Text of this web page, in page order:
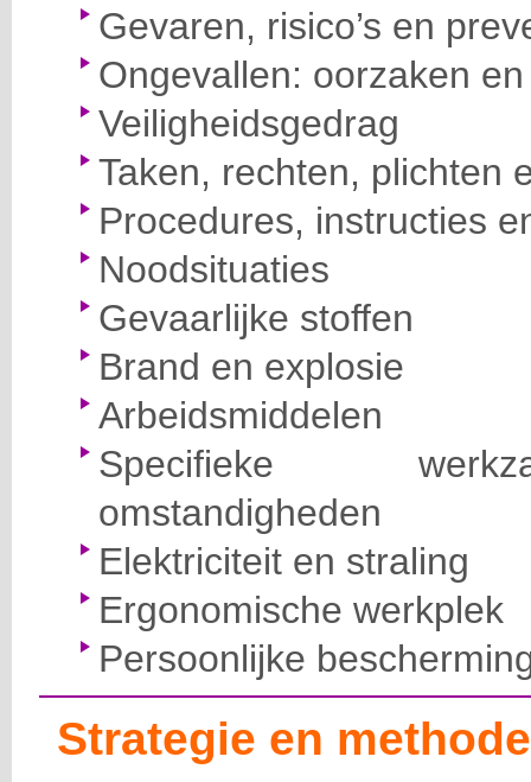
Gevaren, risico’s en
Ongevallen: oorzaken
Veiligheidsgedrag
Taken, rechten, plichten
Procedures, instructies
Noodsituaties
Gevaarlijke stoffen
Brand en explosie
Arbeidsmiddelen
Specifieke
omstandigheden
Elektriciteit en straling
Ergonomische werkplek
Persoonlijke
Strategie en